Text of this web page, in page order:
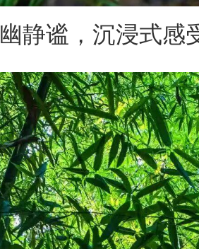
静谧，沉浸式感